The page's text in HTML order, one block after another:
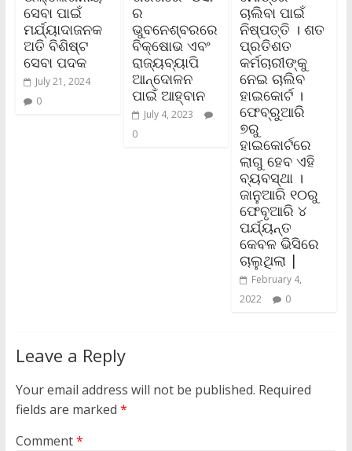
ସେବା ପାଇଁ
ମର୍ଯ୍ୟାଦାଜନକ
ଅତି ବିଶିଷ୍ଟ
ସେବା ପଦକ
July 21, 2024
0
ର
ଭୁବନେଶ୍ବରରେ
ବିକ୍ଷୋଭ ଏବଂ
ରାଜ୍ୟବ୍ୟାପି
ଆନ୍ଦୋଳନ
ପାଇଁ ଆହ୍ବାନ
July 4, 2023
0
ଚାଲିବା ପାଇଁ
ନିଷ୍ପତ୍ତି । ଶତ
ପ୍ରତିଶତ
କର୍ମଚାରୀଙ୍କୁ
ନେଇ ଚାଲିବ
ହାଇକୋର୍ଟ ।
ଫେବ୍ରୁଆରି
୭ରୁ
ହାଇକୋର୍ଟରେ
ଲାଗୁ ହେବ ଏହି
ବ୍ୟବସ୍ଥା ।
ଜାନୁଆରି ୧୦ରୁ
ଫେବୃଆରି ୪
ପର୍ଯ୍ୟନ୍ତ
କେବଳ ଭିସିରେ
ଚାଲୁଥିଲା |
February 4,
2022
0
Leave a Reply
Your email address will not be published. Required
fields are marked *
Comment*